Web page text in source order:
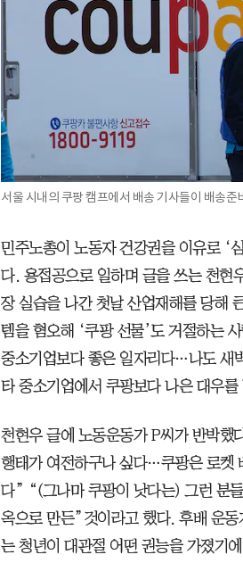
서울 시내의 쿠팡 캠프에서 배송 기사들이 배송
민주노총이 노동자 건강권을 이유로 ‘
다. 용접공으로 일하며 글을 쓰는 천현
장 실습을 나간 첫날 산업재해를 당해
템을 혐오해 ‘쿠팡 선물’도 거절하는
중소기업보다 좋은 일자리다…나도 새
타 중소기업에서 쿠팡보다 나은 대우
천현우 글에 노동운동가 P씨가 반박
행태가 여전하구나 싶다…쿠팡은 로켓
다” “(그나마 쿠팡이 낫다는) 그런 분
옥으로 만든”것이라고 했다. 후배 운
는 청년이 대관절 어떤 권능을 가졌기